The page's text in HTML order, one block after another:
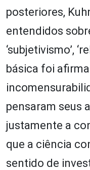
posteriores,
entendidos
‘subjetivismo’,
básica foi
pensaram seus
justamente a
que a ciência
sentido de